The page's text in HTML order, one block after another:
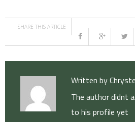
SHARE THIS ARTICLE
Written by
The author didnt
to his profile yet